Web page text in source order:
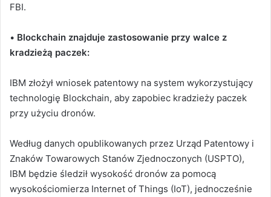
FBI.
• Blockchain znajduje zastosowanie przy walce z
kradzieżą paczek:
IBM złożył wniosek patentowy na system wykorzystujący
technologię Blockchain, aby zapobiec kradzieży paczek
przy użyciu dronów.
Według danych opublikowanych przez Urząd Patentowy i
Znaków Towarowych Stanów Zjednoczonych (USPTO),
IBM będzie śledził wysokość dronów za pomocą
wysokościomierza Internet of Things (IoT), jednocześnie